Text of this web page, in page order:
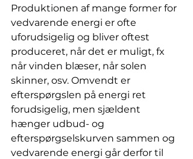
Produktionen af mange former for
vedvarende energi er ofte
uforudsigelig og bliver oftest
produceret, når det er muligt, fx
når vinden blæser, når solen
skinner, osv. Omvendt er
efterspørgslen på energi ret
forudsigelig, men sjældent
hænger udbud- og
efterspørgselskurven sammen og
vedvarende energi går derfor til